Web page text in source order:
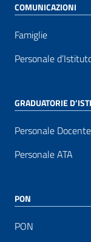
COMUNICAZIONI
Famiglie
Personale
GRADUATORIE
Personale Docente
Personale ATA
PON
PON